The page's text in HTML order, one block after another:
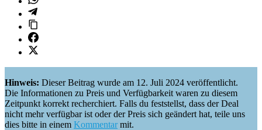
Hinweis: Dieser Beitrag wurde am 12. Juli 2024 veröffentlicht.
Die Informationen zu Preis und Verfügbarkeit waren zu diesem
Zeitpunkt korrekt recherchiert. Falls du feststellst, dass der Deal
nicht mehr verfügbar ist oder der Preis sich geändert hat, teile uns
dies bitte in einem Kommentarmit.